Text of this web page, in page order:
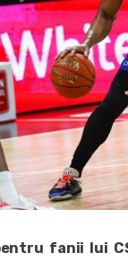
fanii lui